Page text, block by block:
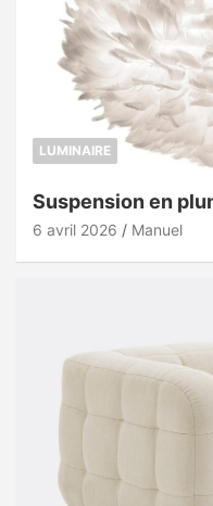
LUMINAIRE
Suspension en
6 avril 2026 Manuel